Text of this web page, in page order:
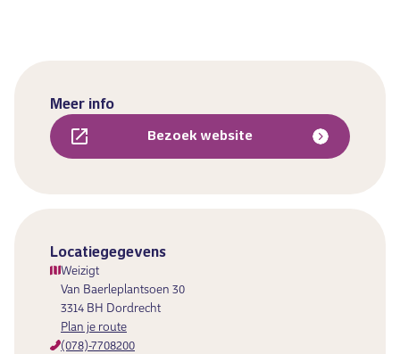
Meer info
Bezoek website
Locatiegegevens
Weizigt
Van Baerleplantsoen 30
3314 BH Dordrecht
Plan je route
(078)-7708200